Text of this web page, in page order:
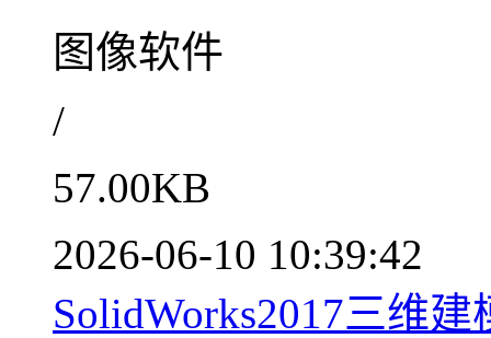
图像软件
/
57.00KB
2026-06-10 10:39:42
SolidWorks2017三维